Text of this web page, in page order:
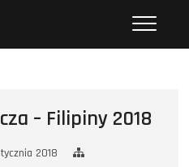
Radecki – fotografia
– Filipiny 2018
2018